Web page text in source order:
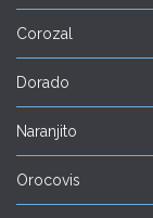
Corozal
Dorado
Naranjito
Orocovis